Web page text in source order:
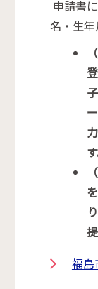
申請書
名・生年
す
福島